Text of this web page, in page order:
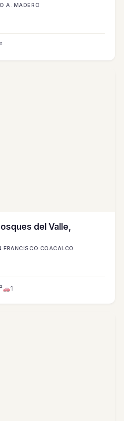
A. MADERO
del Valle,
FRANCISCO COACALCO
1